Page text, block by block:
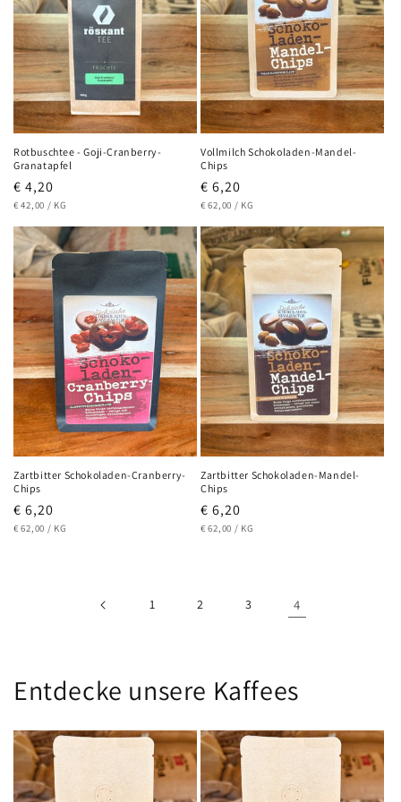
i
e
:
Rotbuschtee - Goji-Cranberry-
Granatapfel
Normaler
Preis
€ 4,20
GRUNDPREIS
€ 42,00 / PRO
KG
Vollmilch Schokoladen-Mandel-
Chips
Normaler
Preis
€ 6,20
GRUNDPREIS
€ 62,00 / PRO
KG
Zartbitter Schokoladen-Cranberry-
Chips
Normaler
Preis
€ 6,20
GRUNDPREIS
€ 62,00 / PRO
KG
Zartbitter Schokoladen-Mandel-
Chips
Normaler
Preis
€ 6,20
GRUNDPREIS
€ 62,00 / PRO
KG
1 2 3 4
Entdecke unsere Kaffees